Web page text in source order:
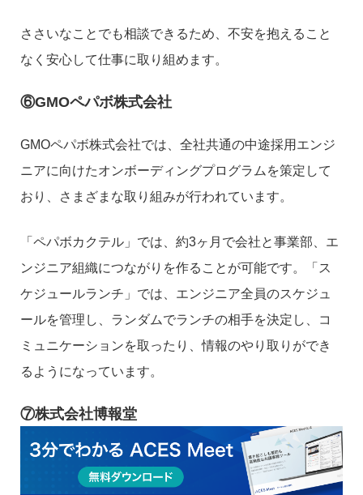
ささいなことでも相談できるため、不安を抱えること
なく安心して仕事に取り組めます。
⑥GMOペパボ株式会社
GMOペパボ株式会社では、全社共通の中途採用エンジ
ニアに向けたオンボーディングプログラムを策定して
おり、さまざまな取り組みが行われています。
「ペパボカクテル」では、約3ヶ月で会社と事業部、エ
ンジニア組織につながりを作ることが可能です。「ス
ケジュールランチ」では、エンジニア全員のスケジュ
ールを管理し、ランダムでランチの相手を決定し、コ
ミュニケーションを取ったり、情報のやり取りができ
るようになっています。
⑦株式会社博報堂
株式会社博報堂は、「On Board School」という独自の
教育プログラムを実施しています。